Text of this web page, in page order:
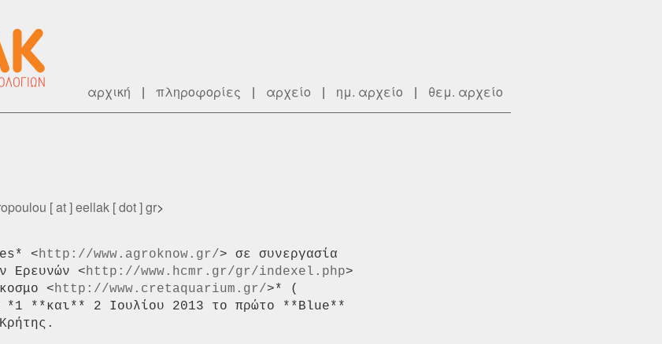
αρχική | πληροφορίες | αρχείο | ημ. αρχείο | θεμ. αρχείο
[ at ] eellak [ dot ] gr>
<http://www.agroknow.gr/> σε συνεργασία
Ερευνών <http://www.hcmr.gr/gr/indexel.php>
<http://www.cretaquarium.gr/>* (
*1 **και** 2 Ιουλίου 2013 το πρώτο **Blue**